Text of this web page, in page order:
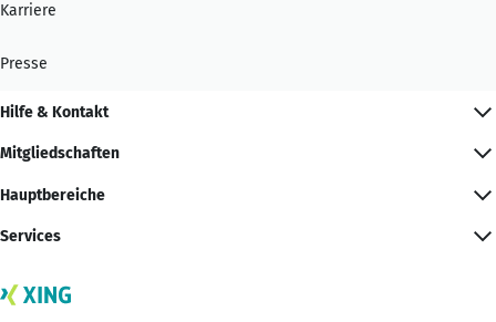
Karriere
Presse
Hilfe & Kontakt
Mitgliedschaften
Hauptbereiche
Services